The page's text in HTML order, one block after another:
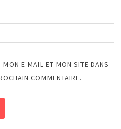
E-MAIL ET MON SITE DANS
COMMENTAIRE.